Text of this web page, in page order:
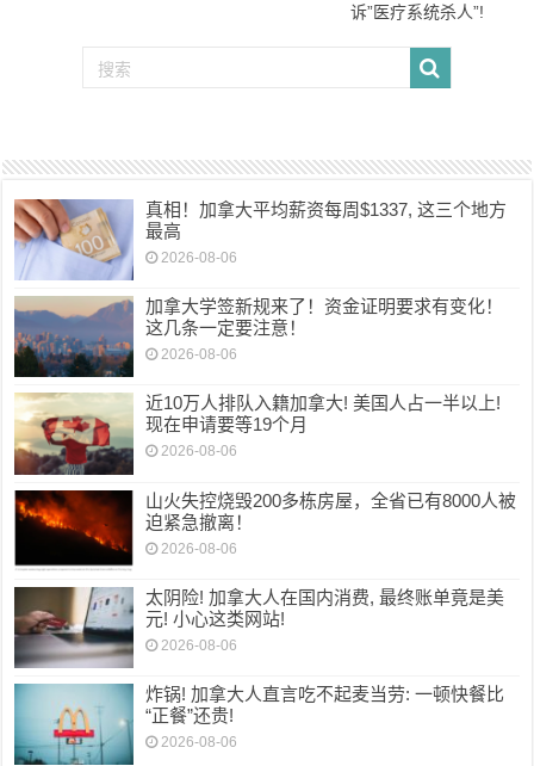
诉”医疗系统杀人”!
真相！加拿大平均薪资每周$1337, 这三个地方
最高
2026-08-06
加拿大学签新规来了！资金证明要求有变化！
这几条一定要注意！
2026-08-06
近10万人排队入籍加拿大! 美国人占一半以上!
现在申请要等19个月
2026-08-06
山火失控烧毁200多栋房屋，全省已有8000人被
迫紧急撤离！
2026-08-06
太阴险! 加拿大人在国内消费, 最终账单竟是美
元! 小心这类网站!
2026-08-06
炸锅! 加拿大人直言吃不起麦当劳: 一顿快餐比
“正餐”还贵!
2026-08-06